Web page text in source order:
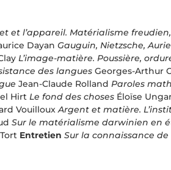
et l’appareil. Matérialisme
Dayan Gauguin, Nietzsche,
L’image-matière. Poussière,
des langues Georges-Arthur
Jean-Claude Rolland Paroles
Hirt Le fond des choses Éloïse
Vouilloux Argent et matière.
Sur le matérialisme darwinien en
Entretien Sur la connaissance